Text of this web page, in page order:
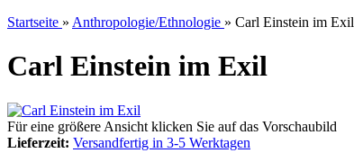
Startseite » Anthropologie/Ethnologie » Carl Einstein im Exil
Carl Einstein im Exil
Für eine größere Ansicht klicken Sie auf das Vorschaubild
Lieferzeit: Versandfertig in 3-5 Werktagen